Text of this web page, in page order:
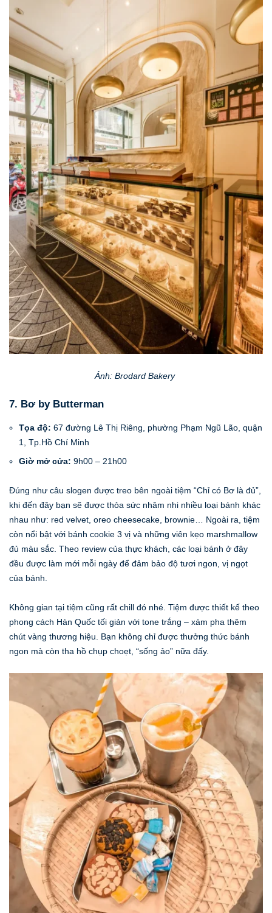
Ảnh: Brodard Bakery
7. Bơ by Butterman
Tọa độ: 67 đường Lê Thị Riêng, phường Phạm Ngũ Lão, quận
1, Tp.Hồ Chí Minh
Giờ mở cửa: 9h00 – 21h00
Đúng như câu slogen được treo bên ngoài tiệm “Chỉ có Bơ là đủ”,
khi đến đây bạn sẽ được thỏa sức nhâm nhi nhiều loại bánh khác
nhau như: red velvet, oreo cheesecake, brownie… Ngoài ra, tiệm
còn nổi bật với bánh cookie 3 vị và những viên kẹo marshmallow
đủ màu sắc. Theo review của thực khách, các loại bánh ở đây
đều được làm mới mỗi ngày để đảm bảo độ tươi ngon, vị ngọt
của bánh.
Không gian tại tiệm cũng rất chill đó nhé. Tiệm được thiết kế theo
phong cách Hàn Quốc tối giản với tone trắng – xám pha thêm
chút vàng thương hiệu. Bạn không chỉ được thưởng thức bánh
ngon mà còn tha hồ chụp choẹt, “sống ảo” nữa đấy.